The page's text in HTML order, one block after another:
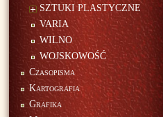
SZTUKI PLASTYCZNE
VARIA
WILNO
WOJSKOWOŚĆ
Czasopisma
Kartografia
Grafika